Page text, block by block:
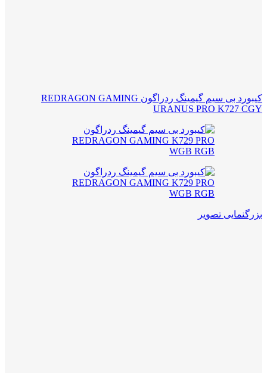
کیبورد بی سیم گیمینگ ردراگون REDRAGON GAMING
URANUS PRO K727 CGY
بزرگنمایی تصویر